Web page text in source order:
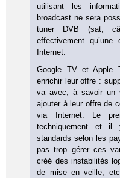
utilisant les
broadcast ne sera
tuner DVB (sat,
effectivement
Internet.
Google TV et Apple
enrichir leur offre :
va avec, à savoir un
ajouter à leur offre de
via Internet. Le
techniquement et
standards selon les
pas trop gérer ces
créé des instabilités
de mise en veille,